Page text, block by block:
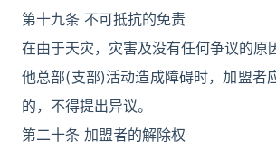
第十九条 不可抵抗的免责
在由于天灾，灾害及没有任何争议的原
他总部(支部)活动造成障碍时，加盟者
的，不得提出异议。
第二十条 加盟者的解除权